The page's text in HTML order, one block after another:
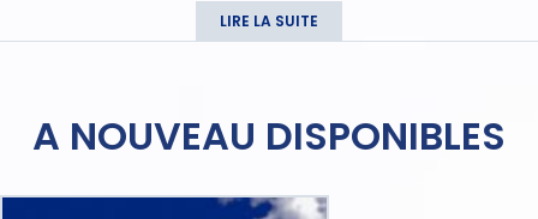
LIRE LA SUITE
A NOUVEAU DISPONIBLES